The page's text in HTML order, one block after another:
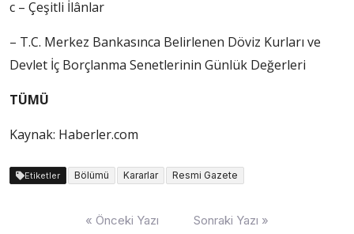
c – Çeşitli İlânlar
– T.C. Merkez Bankasınca Belirlenen Döviz Kurları ve
Devlet İç Borçlanma Senetlerinin Günlük Değerleri
TÜMÜ
Kaynak: Haberler.com
Etiketler Bölümü Kararlar Resmi Gazete
« Önceki Yazı Sonraki Yazı »